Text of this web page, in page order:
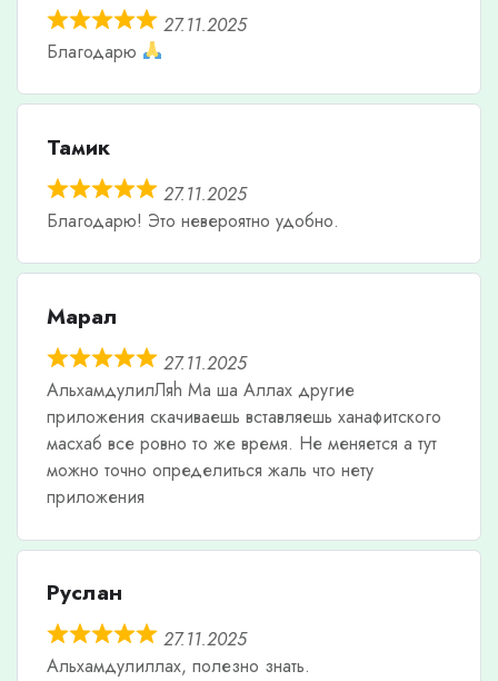
27.11.2025
Благодарю
Тамик
27.11.2025
Благодарю! Это невероятно удобно.
Марал
27.11.2025
АльхамдулилЛяh Ма ша Аллах другие
приложения скачиваешь вставляешь ханафитского
масхаб все ровно то же время. Не меняется а тут
можно точно определиться жаль что нету
приложения
Руслан
27.11.2025
Альхамдулиллах, полезно знать.